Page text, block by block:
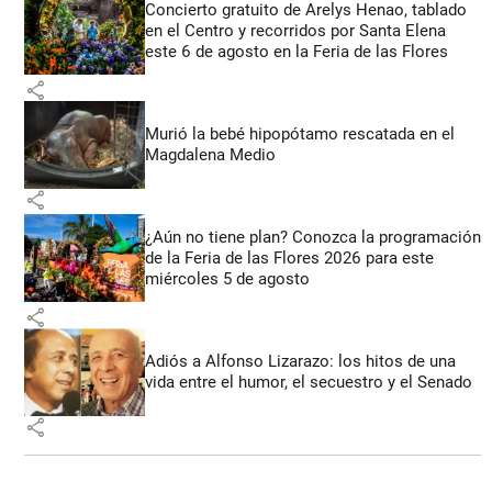
Concierto gratuito de Arelys Henao, tablado
en el Centro y recorridos por Santa Elena
este 6 de agosto en la Feria de las Flores
share
Murió la bebé hipopótamo rescatada en el
Magdalena Medio
share
¿Aún no tiene plan? Conozca la programación
de la Feria de las Flores 2026 para este
miércoles 5 de agosto
share
Adiós a Alfonso Lizarazo: los hitos de una
vida entre el humor, el secuestro y el Senado
share